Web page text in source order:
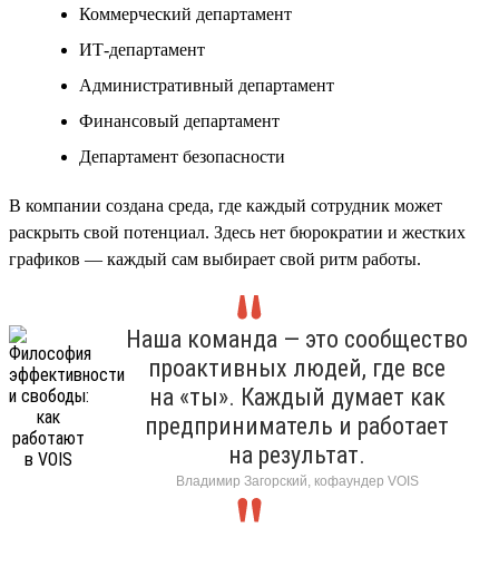
Коммерческий департамент
ИТ-департамент
Административный департамент
Финансовый департамент
Департамент безопасности
В компании создана среда, где каждый сотрудник может
раскрыть свой потенциал. Здесь нет бюрократии и жестких
графиков — каждый сам выбирает свой ритм работы.
Наша команда — это сообщество
проактивных людей, где все
на «ты». Каждый думает как
предприниматель и работает
на результат.
Владимир Загорский, кофаундер VOIS